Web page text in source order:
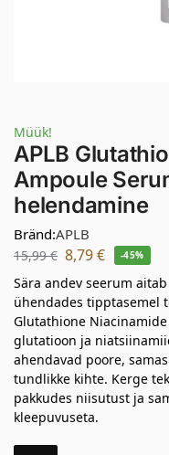
Müük!
APLB
Ampoule
helendamine
Bränd:APLB
15,99€ 8,79€ -45%
Sära andev seerum
ühendades tipptasemel
Glutathione
glutatioon ja
ahendavad poore,
tundlikke kihte. Kerge
pakkudes niisutust ja
kleepuvuseta.